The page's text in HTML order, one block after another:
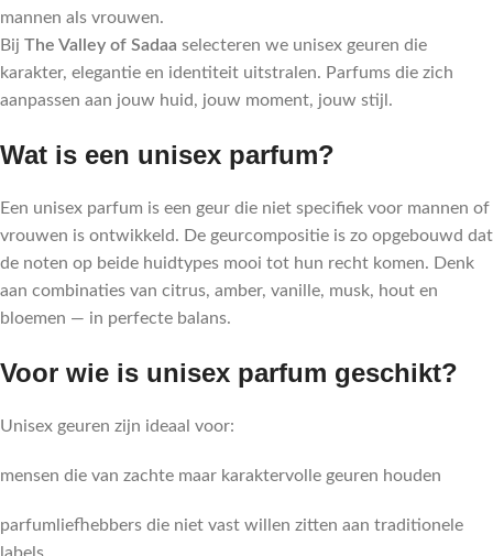
mannen als vrouwen.
Bij The Valley of Sadaa selecteren we unisex geuren die
karakter, elegantie en identiteit uitstralen. Parfums die zich
aanpassen aan jouw huid, jouw moment, jouw stijl.
Wat is een unisex parfum?
Een unisex parfum is een geur die niet specifiek voor mannen of
vrouwen is ontwikkeld. De geurcompositie is zo opgebouwd dat
de noten op beide huidtypes mooi tot hun recht komen. Denk
aan combinaties van citrus, amber, vanille, musk, hout en
bloemen — in perfecte balans.
Voor wie is unisex parfum geschikt?
Unisex geuren zijn ideaal voor:
mensen die van zachte maar karaktervolle geuren houden
parfumliefhebbers die niet vast willen zitten aan traditionele